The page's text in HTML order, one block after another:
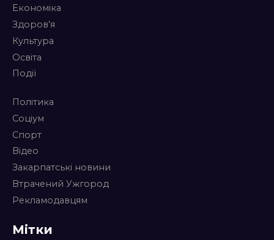
Економіка
Здоров’я
Культура
Освіта
Події
Політика
Соціум
Спорт
Відео
Закарпатські новини
Втрачений Ужгород
Рекламодавцям
Мітки